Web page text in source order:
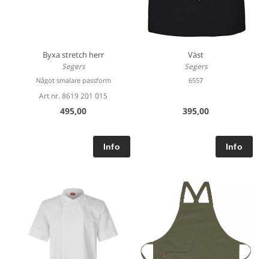
Byxa stretch herr
Segers
Något smalare passform
Art nr. 8619 201 015
495,00
Väst
Segers
6557
395,00